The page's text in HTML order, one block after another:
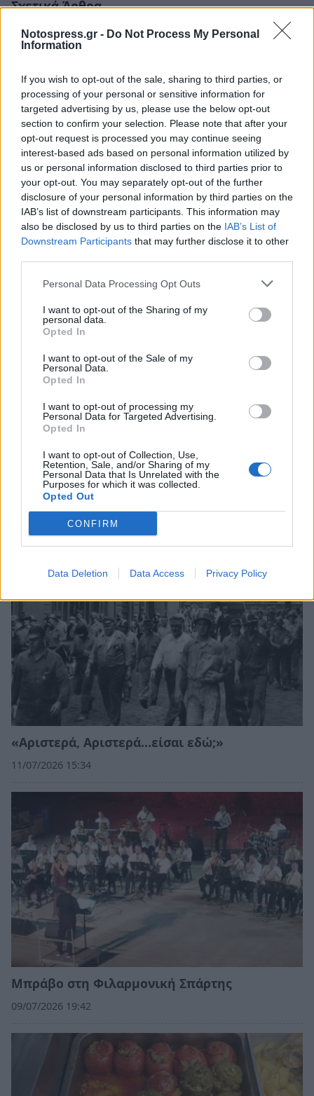
Notospress.gr - Do Not Process My Personal
Information
If you wish to opt-out of the sale, sharing to third parties, or
processing of your personal or sensitive information for
targeted advertising by us, please use the below opt-out
section to confirm your selection. Please note that after your
opt-out request is processed you may continue seeing
interest-based ads based on personal information utilized by
us or personal information disclosed to third parties prior to
your opt-out. You may separately opt-out of the further
disclosure of your personal information by third parties on the
IAB’s list of downstream participants. This information may
also be disclosed by us to third parties on the IAB’s List of
Downstream Participants that may further disclose it to other
Personal Data Processing Opt Outs
I want to opt-out of the Sharing of my
personal data.
Opted In
I want to opt-out of the Sale of my
Personal Data.
Opted In
I want to opt-out of processing my
Personal Data for Targeted Advertising.
Opted In
I want to opt-out of Collection, Use,
Retention, Sale, and/or Sharing of my
Personal Data that Is Unrelated with the
Purposes for which it was collected.
Opted Out
CONFIRM
Data Deletion Data Access Privacy Policy
Σχετικά Άρθρα
Ένα όμορφο σπιτάκι (Όθωνος – Αμαλίας 111,
Σπάρτη)
21/07/2026 19:48
Τα Χριστιανόπουλα
15/07/2026 19:25
«Αριστερά, Αριστερά…είσαι εδώ;»
11/07/2026 15:34
Μπράβο στη Φιλαρμονική Σπάρτης
09/07/2026 19:42